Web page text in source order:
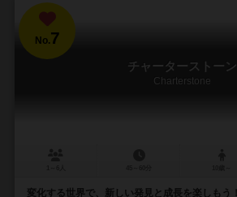
No.7
チャーターストーン
Charterstone
変化する世界で、新しい発見と成長を楽しもう！